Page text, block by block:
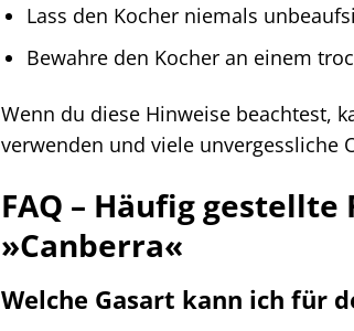
Lass den Kocher niemals
Bewahre den Kocher an einem
Wenn du diese Hinweise beachtest,
verwenden und viele unvergessliche
FAQ – Häufig gestellte
»Canberra«
Welche Gasart kann ich für